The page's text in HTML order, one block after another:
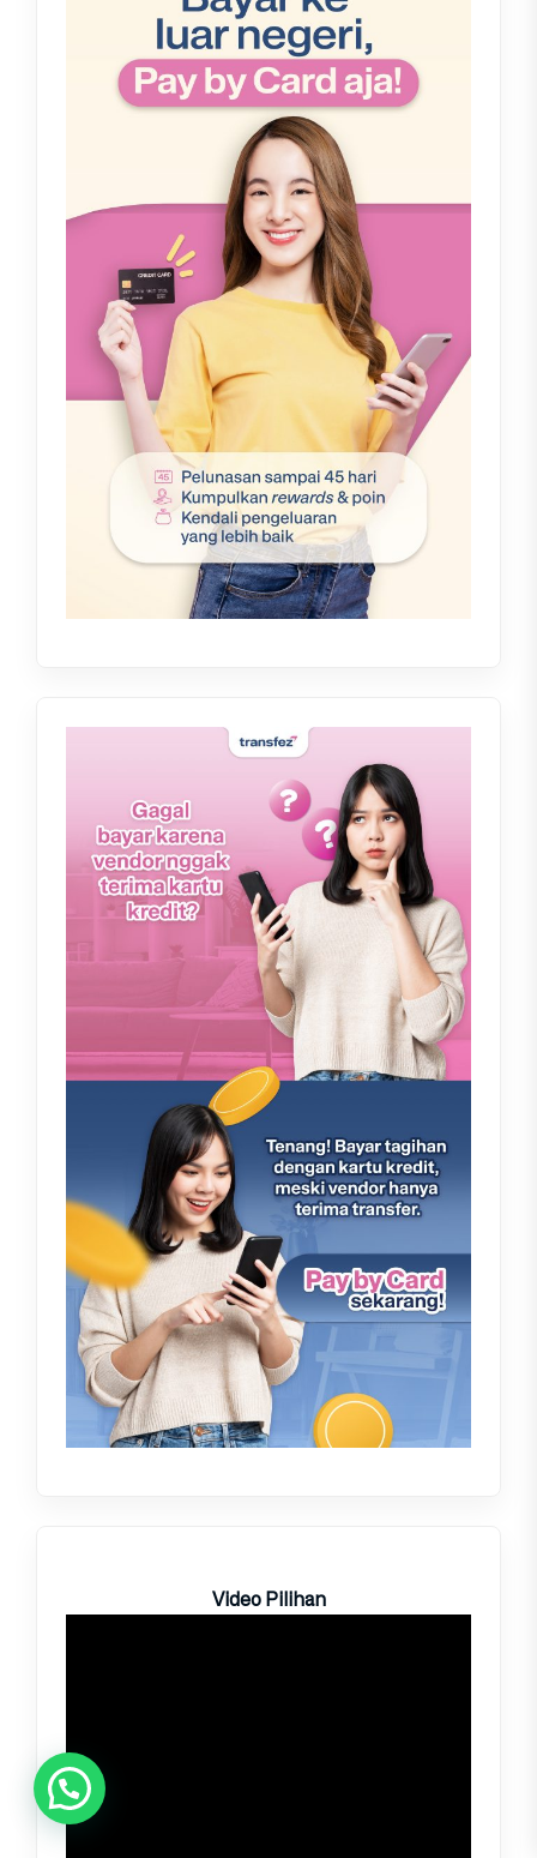
Video Pilihan